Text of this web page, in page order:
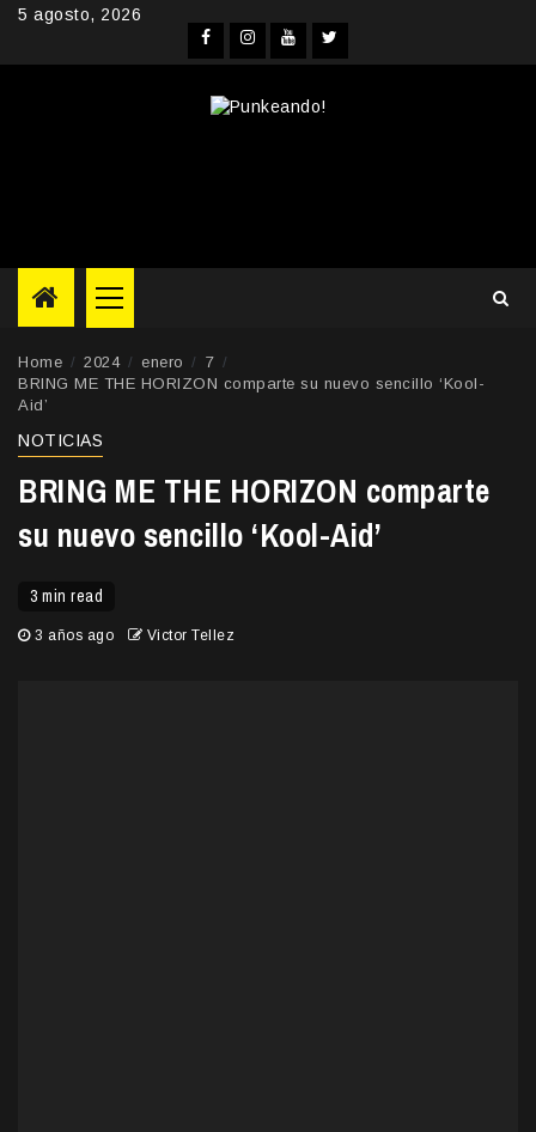
Skip5 agosto, 2026
Facebook
Instagram
YouTube
Twitter
Primary
Menu
Home 2024 enero
7
BRING ME THE HORIZON comparte su nuevo sencillo ‘Kool-
Aid’
NOTICIAS
BRING ME THE HORIZON comparte
su nuevo sencillo ‘Kool-Aid’
3 min read
3 años ago Victor Tellez